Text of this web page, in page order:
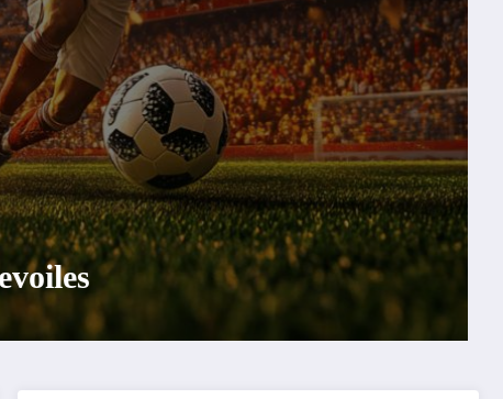
alpine par excellence dans les